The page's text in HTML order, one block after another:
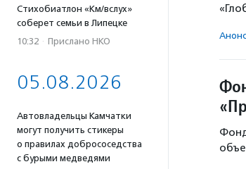
Стихобиатлон «Км/вслух»
соберет семьи в Липецке
10:32 · Прислано НКО
05.08.2026
Автовладельцы Камчатки
могут получить стикеры
о правилах добрососедства
с бурыми медведями